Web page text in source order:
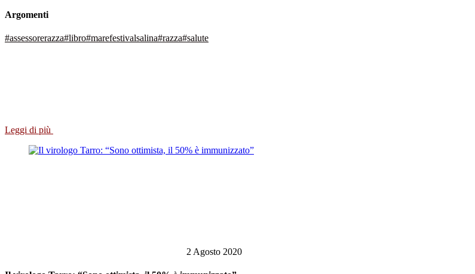
Argomenti
#assessorerazza#libro#marefestivalsalina#razza#salute
Leggi di più
2 Agosto 2020